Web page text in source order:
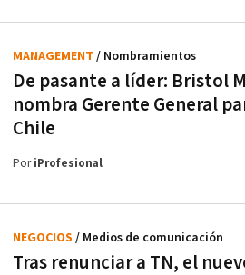
De pasante a líder: Bristol
nombra Gerente General
Chile
MANAGEMENT / Nombramientos
PoriProfesional
Tras renunciar a TN, el
NEGOCIOS / Medios de comunicación